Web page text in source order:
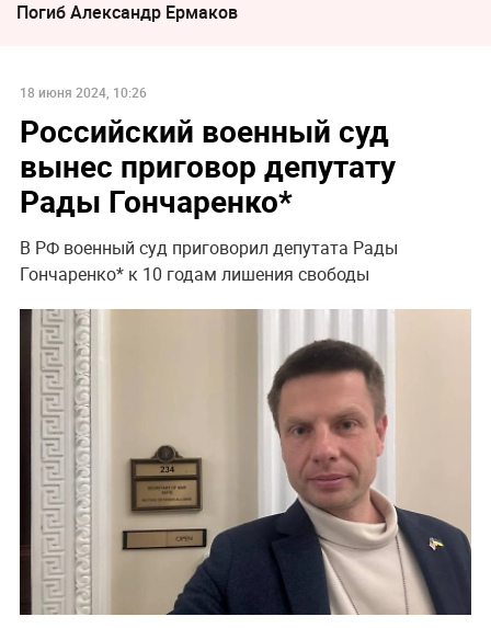
Погиб Александр Ермаков
18 июня 2024, 10:26
Российский военный суд
вынес приговор депутату
Рады Гончаренко*
В РФ военный суд приговорил депутата Рады
Гончаренко* к 10 годам лишения свободы